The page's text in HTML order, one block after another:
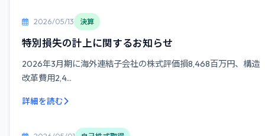
2026/05/13 決算
特別損失の計上に関するお知らせ
2026年3月期に海外連結子会社の株式評価損8,468百万円、構造
改革費用2,4...
詳細を読む